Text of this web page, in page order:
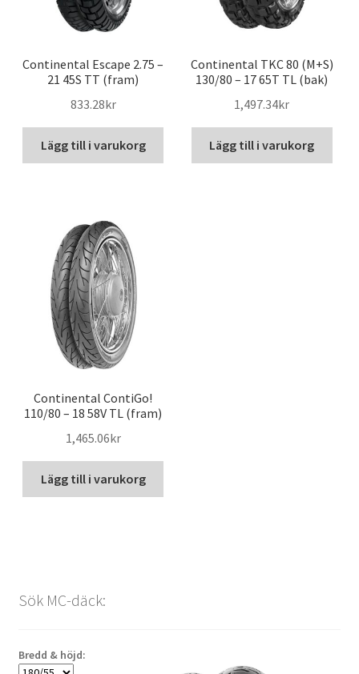
Continental Escape 2.75 –
21 45S TT (fram)
833.28kr
Lägg till i varukorg
Continental TKC 80 (M+S)
130/80 – 17 65T TL (bak)
1,497.34kr
Lägg till i varukorg
Continental ContiGo!
110/80 – 18 58V TL (fram)
1,465.06kr
Lägg till i varukorg
Sök MC-däck:
Bredd & höjd: